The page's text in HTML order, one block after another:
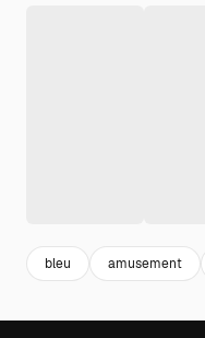
bleu amusement